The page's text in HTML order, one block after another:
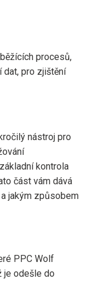
procesů,
dat, pro zjištění
nástroj pro
kontrola
část vám dává
jakým způsobem
PPC Wolf
je odešle do